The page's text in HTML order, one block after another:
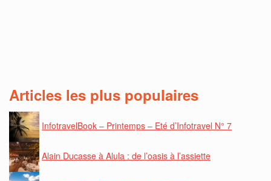
Articles les plus populaires
InfotravelBook – Printemps – Eté d’Infotravel N° 7
Alain Ducasse à Alula : de l’oasis à l’assiette